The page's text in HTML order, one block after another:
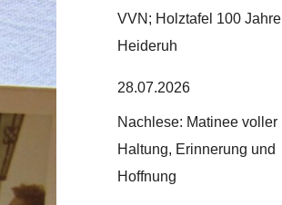
VVN; Holztafel 100 Jahre
Heideruh
28.07.2026
Nachlese: Matinee voller
Haltung, Erinnerung und
Hoffnung